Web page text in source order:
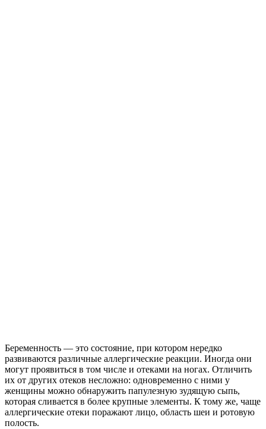
Беременность — это состояние, при котором нередко
развиваются различные аллергические реакции. Иногда они
могут проявиться в том числе и отеками на ногах. Отличить
их от других отеков несложно: одновременно с ними у
женщины можно обнаружить папулезную зудящую сыпь,
которая сливается в более крупные элементы. К тому же, чаще
аллергические отеки поражают лицо, область шеи и ротовую
полость.